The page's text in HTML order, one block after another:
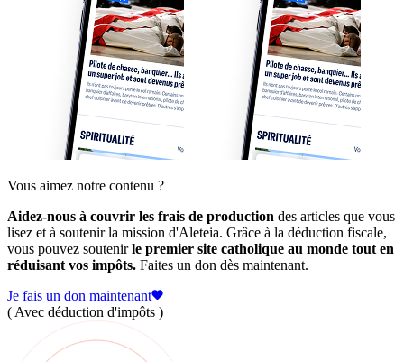
Vous aimez notre contenu ?
Aidez-nous à couvrir les frais de production des articles que vous
lisez et à soutenir la mission d'Aleteia. Grâce à la déduction fiscale,
vous pouvez soutenirle premier site catholique au monde tout en
réduisant vos impôts. Faites un don dès maintenant.
Je fais un don maintenant
( Avec déduction d'impôts )